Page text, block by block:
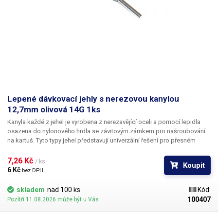
Lepené dávkovací jehly s nerezovou kanylou
12,7mm olivová 14G 1ks
Kanyla každé z jehel je vyrobena z nerezavějící oceli a pomocí lepidla
osazena do nylonového hrdla se závitovým zámkem pro našroubování
na kartuš. Tyto typy jehel představují univerzální řešení pro přesném
silikony, epoxidy, lepidla... Každá z jehel je vybavena dvojitým závitem a
zámkovým systémem ke spolehlivému a rychlému uchycení
7,26 Kč / ks
6 Kč bez DPH
Koupit
skladem nad 100 ks
Pozítří 11.08.2026 může být u Vás
Kód:
100407